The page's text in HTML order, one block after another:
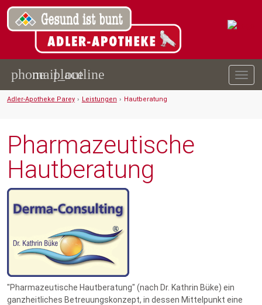
phonemail_outline
place
Adler-Apotheke Parey › Leistungen › Hautberatung
Pharmazeutische
Hautberatung
"Pharmazeutische Hautberatung" (nach Dr. Kathrin Büke) ein
ganzheitliches Betreuungskonzept, in dessen Mittelpunkt eine